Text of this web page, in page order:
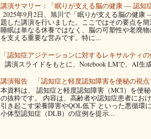
講演サマリー：「眠りが支える脳の健康 ― 認知
2025年9月2日、旭川で「眠りが支える脳の健
題した講演を行いました。ここではその要点を
睡眠は単なる休養ではなく、脳の可塑性や老廃
を支える重要な営みです。特に...
「認知症アジテーションに対するレキサルティ
講演スライドをもとに、Notebook LMで、AI生
講演報告 「認知症と軽度認知障害を便秘の視点
本資料は、 認知症と軽度認知障害（MCI）を便
の抜粋です。 内容は、高齢者や認知症患者にお
引き起こす栄養障害やQOL低下 といった悪循環
小体型認知症（DLB）の症例を提示...